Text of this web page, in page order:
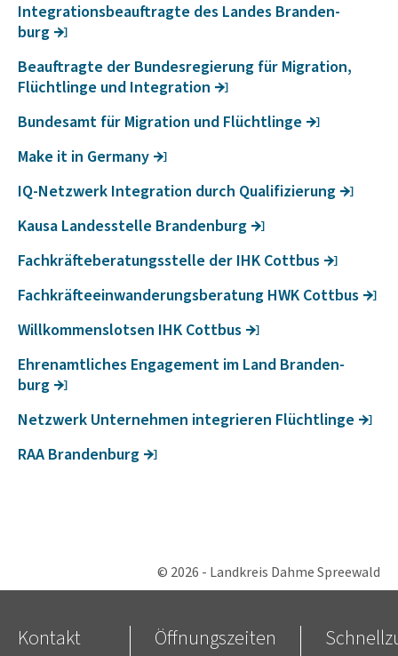
Inte­gra­ti­ons­be­auf­tragte des Landes Bran­den­
burg
Beauf­tragte der Bundes­re­gie­rung für Migra­tion,
Flücht­linge und Inte­gra­tion
Bundesamt für Migra­tion und Flücht­linge
Make it in Germany
IQ-Netz­werk Inte­gra­tion durch Quali­fi­zie­rung
Kausa Landesstelle Bran­den­burg
Fach­kräf­te­be­ra­tungs­stelle der IHK Cottbus
Fach­kräf­te­ein­wan­de­rungs­be­ra­tung HWK Cottbus
Will­kom­mens­lotsen IHK Cottbus
Ehren­amt­li­ches Enga­ge­ment im Land Bran­den­
burg
Netz­werk Unter­nehmen inte­grieren Flücht­linge
RAA Bran­den­burg
© 2026 - Landkreis Dahme Spreewald
Kontakt Öffnungszeiten